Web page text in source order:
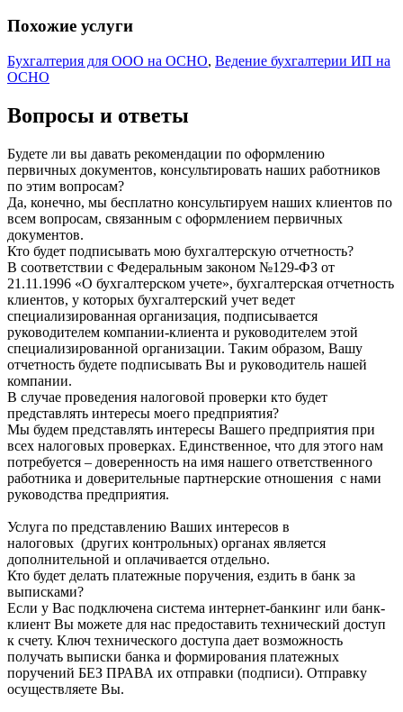
Похожие услуги
Бухгалтерия для ООО на ОСНО, Ведение бухгалтерии ИП на
ОСНО
Вопросы и ответы
Будете ли вы давать рекомендации по оформлению
первичных документов, консультировать наших работников
по этим вопросам?
Да, конечно, мы бесплатно консультируем наших клиентов по
всем вопросам, связанным с оформлением первичных
документов.
Кто будет подписывать мою бухгалтерскую отчетность?
В соответствии с Федеральным законом №129-ФЗ от
21.11.1996 «О бухгалтерском учете», бухгалтерская отчетность
клиентов, у которых бухгалтерский учет ведет
специализированная организация, подписывается
руководителем компании-клиента и руководителем этой
специализированной организации. Таким образом, Вашу
отчетность будете подписывать Вы и руководитель нашей
компании.
В случае проведения налоговой проверки кто будет
представлять интересы моего предприятия?
Мы будем представлять интересы Вашего предприятия при
всех налоговых проверках. Единственное, что для этого нам
потребуется – доверенность на имя нашего ответственного
работника и доверительные партнерские отношения с нами
руководства предприятия.
Услуга по представлению Ваших интересов в
налоговых (других контрольных) органах является
дополнительной и оплачивается отдельно.
Кто будет делать платежные поручения, ездить в банк за
выписками?
Если у Вас подключена система интернет-банкинг или банк-
клиент Вы можете для нас предоставить технический доступ
к счету. Ключ технического доступа дает возможность
получать выписки банка и формирования платежных
поручений БЕЗ ПРАВА их отправки (подписи). Отправку
осуществляете Вы.